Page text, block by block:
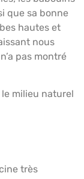
que sa bonne
hautes et
nous
pas montré
milieu naturel
très